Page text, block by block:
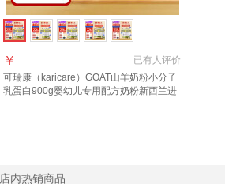
已有人评价
￥
可瑞康（karicare）GOAT山羊奶粉小分子
乳蛋白900g婴幼儿专用配方奶粉新西兰进
店内热销商品